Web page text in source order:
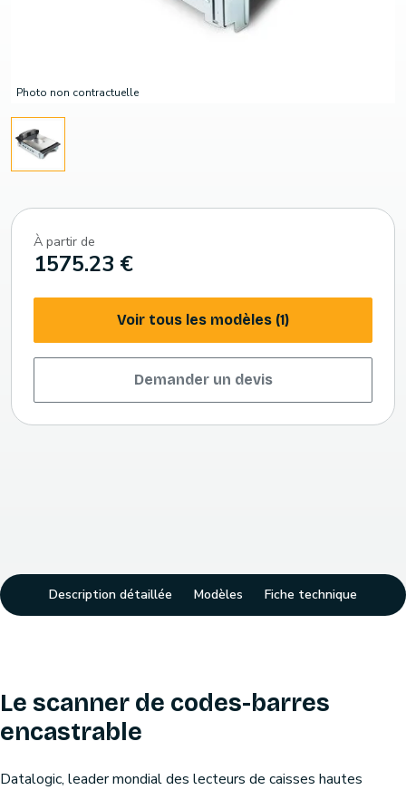
Photo non contractuelle
À partir de
1575.23 €
Voir tous les modèles (1)
Demander un devis
Description détaillée Modèles Fiche technique
Le scanner de codes-barres
encastrable
Datalogic, leader mondial des lecteurs de caisses hautes